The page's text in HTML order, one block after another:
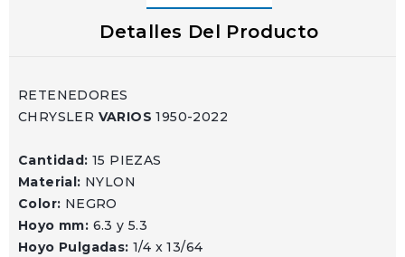
Detalles Del Producto
RETENEDORES
CHRYSLER VARIOS 1950-2022
Cantidad: 15 PIEZAS
Material: NYLON
Color: NEGRO
Hoyo mm: 6.3 y 5.3
Hoyo Pulgadas: 1/4 x 13/64